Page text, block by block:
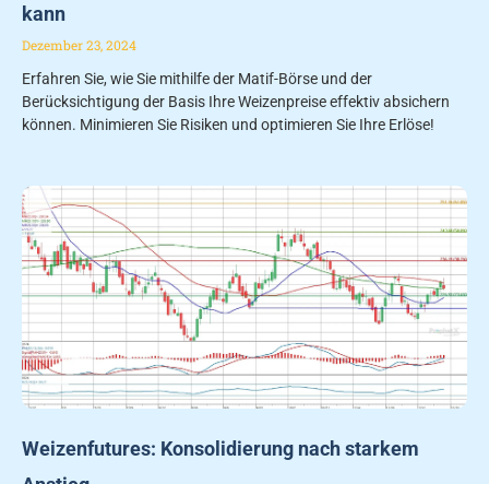
kann
Dezember 23, 2024
Erfahren Sie, wie Sie mithilfe der Matif-Börse und der
Berücksichtigung der Basis Ihre Weizenpreise effektiv absichern
können. Minimieren Sie Risiken und optimieren Sie Ihre Erlöse!
Weizenfutures: Konsolidierung nach starkem